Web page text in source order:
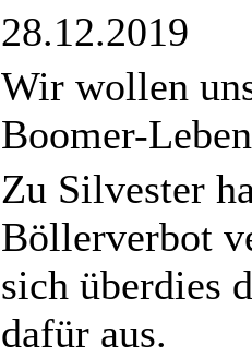
28.12.2019
Wir wollen
Boomer-
Zu Silvester
Böllerverbot
sich überdies
dafür aus.